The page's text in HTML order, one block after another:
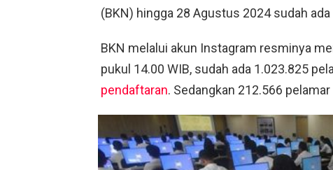
(BKN) hingga 28 Agustus 2024 sudah
BKN melalui akun Instagram resminya
pukul 14.00 WIB, sudah ada 1.023.825
pendaftaran. Sedangkan 212.566